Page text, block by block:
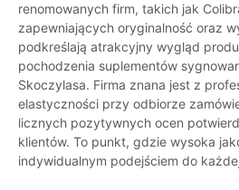
renomowanych firm, takich jak
zapewniających oryginalność oraz
podkreślają atrakcyjny wygląd
pochodzenia suplementów
Skoczylasa. Firma znana jest z
elastyczności przy odbiorze
licznych pozytywnych ocen
klientów. To punkt, gdzie wysoka
indywidualnym podejściem do